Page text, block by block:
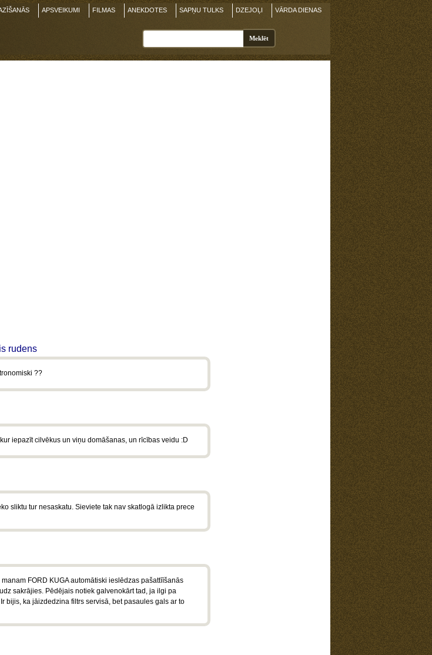
APSVEIKUMI FILMAS ANEKDOTES SAPŅU TULKS DZEJOĻI VĀRDA DIENAS
rudens
??
iepazīt cilvēkus un viņu domāšanas, un rīcības veidu :D
sliktu tur nesaskatu. Sieviete tak nav skatlogā izlikta prece
FORD KUGA automātiski ieslēdzas pašattīīšanās
sakrājies. Pēdējais notiek galvenokārt tad, ja ilgi pa
bijis, ka jāizdedzina filtrs servisā, bet pasaules gals ar to